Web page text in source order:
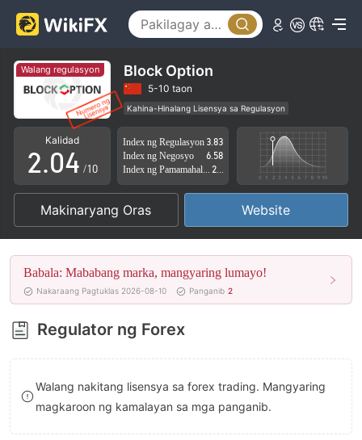
Walang regulasyon Block Option
5-10 taon
Kahina-Hinalang Lisensya sa Regulasyon
Kahina-hinalang saklaw ng Negosyo
Mataas na potensyal na peligro
Kalidad
0
1
2
3
4
5
6
7
8
9
.0
1
2
3
4
5
6
7
8
0
1
2
3
4
5
6
7
8
9
/10
Index ng Regulasyon 3.83
Index ng Negosyo
6.58
2.83
Makinaryang Oras Website
Babala: Mababang marka, mangyaring lumayo!
Nakaraang Pagtuklas 2026-08-10 Panganib 2
Regulator ng Forex
Walang nakitang lisensya sa forex trading. Mangyaring
magkaroon ng kamalayan sa mga panganib.